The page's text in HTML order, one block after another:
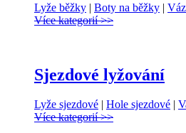
Lyže běžky | Boty na běžky |
Více kategorií >>
Sjezdové lyžování
Lyže sjezdové | Hole sjezdové |
Více kategorií >>